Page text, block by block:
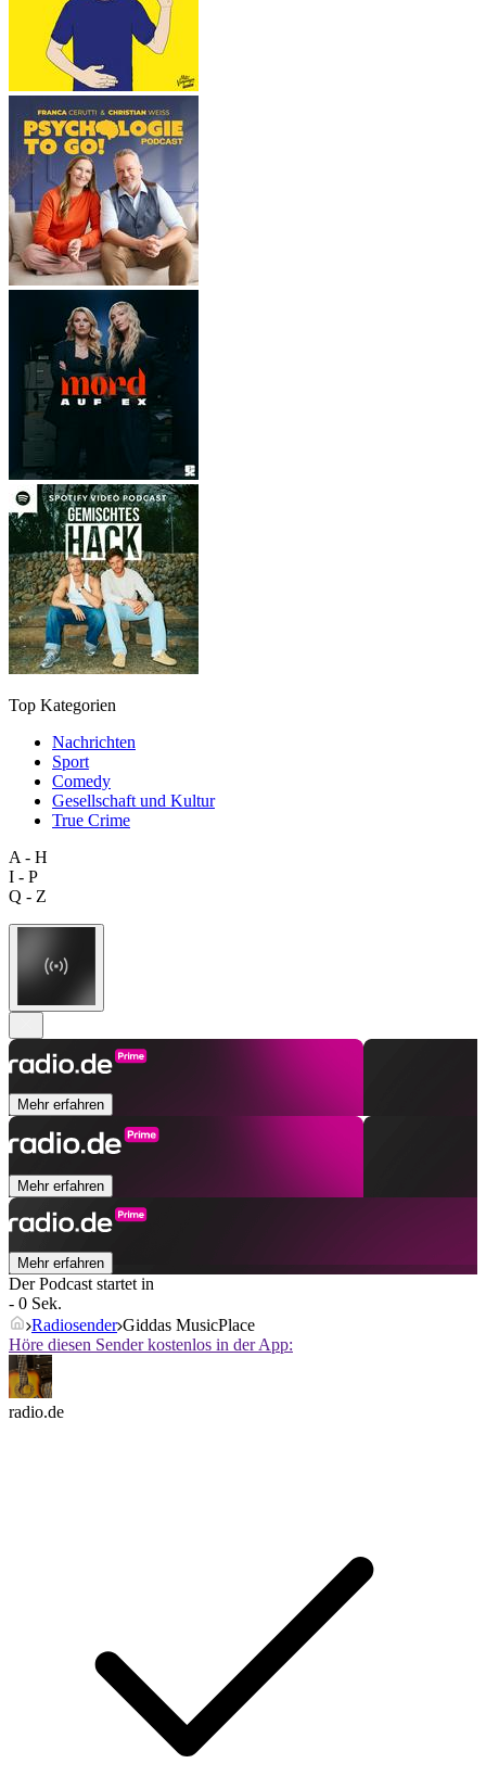
Top Kategorien
Nachrichten
Sport
Comedy
Gesellschaft und Kultur
True Crime
A - H
I - P
Q - Z
Mehr erfahren
Mehr erfahren
Mehr erfahren
Der Podcast startet in
- 0 Sek.
Radiosender Giddas MusicPlace
Höre diesen Sender kostenlos in der App:
radio.de